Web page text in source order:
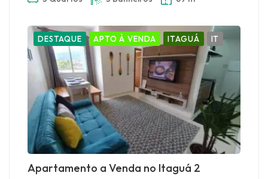
DESTAQUE APTO À VENDA ITAGUÁ IT
Apartamento a Venda no Itaguá 2